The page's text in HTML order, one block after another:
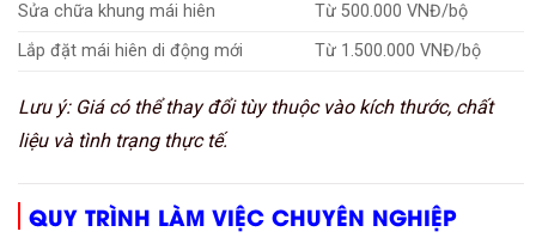
Sửa chữa khung mái hiên
Từ 500.000 VNĐ/bộ
Lắp đặt mái hiên di động mới
Từ 1.500.000 VNĐ/bộ
Lưu ý: Giá có thể thay đổi tùy thuộc vào kích thước, chất
liệu và tình trạng thực tế.
QUY TRÌNH LÀM VIỆC CHUYÊN NGHIỆP